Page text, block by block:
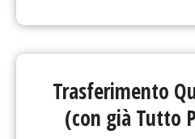
Trasferimento
(con già Tutto